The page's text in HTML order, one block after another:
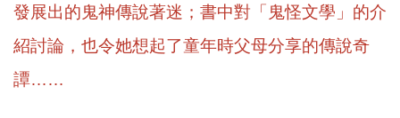
發展出的鬼神傳說著迷；書中對「鬼怪文學」的介
紹討論，也令她想起了童年時父母分享的傳說奇
譚……